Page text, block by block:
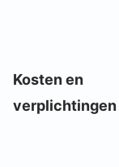
Kosten en
verplichtingen